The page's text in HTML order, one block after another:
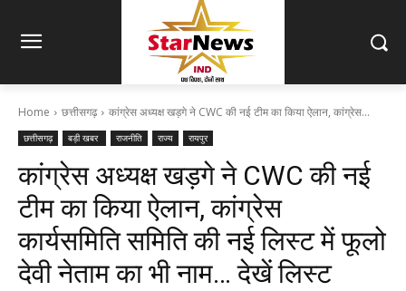
Home छत्तीसगढ़ कांग्रेस अध्यक्ष खड़गे ने CWC की नई टीम का किया ऐलान, कांग्रेस...
छत्तीसगढ़ बड़ी खबर राजनीति राज्य रायपुर
कांग्रेस अध्यक्ष खड़गे ने CWC की नई
टीम का किया ऐलान, कांग्रेस
कार्यसमिति समिति की नई लिस्ट में फूलो
देवी नेताम का भी नाम… देखें लिस्ट